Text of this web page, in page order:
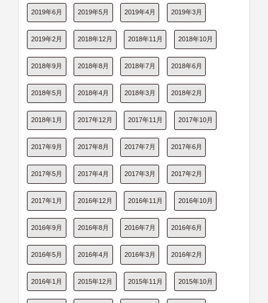
2019年6月 2019年5月 2019年4月 2019年3月
2019年2月 2018年12月 2018年11月 2018年10月
2018年9月 2018年8月 2018年7月 2018年6月
2018年5月 2018年4月 2018年3月 2018年2月
2018年1月 2017年12月 2017年11月 2017年10月
2017年9月 2017年8月 2017年7月 2017年6月
2017年5月 2017年4月 2017年3月 2017年2月
2017年1月 2016年12月 2016年11月 2016年10月
2016年9月 2016年8月 2016年7月 2016年6月
2016年5月 2016年4月 2016年3月 2016年2月
2016年1月 2015年12月 2015年11月 2015年10月